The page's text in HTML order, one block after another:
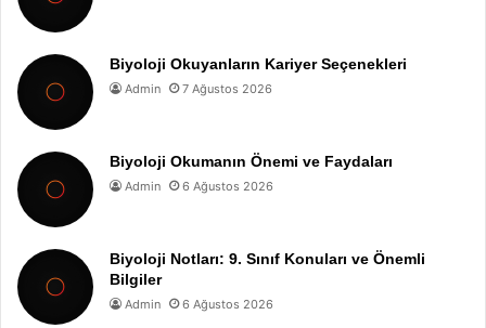
Biyoloji Okuyanların Kariyer Seçenekleri
Admin 7 Ağustos 2026
Biyoloji Okumanın Önemi ve Faydaları
Admin 6 Ağustos 2026
Biyoloji Notları: 9. Sınıf Konuları ve Önemli
Bilgiler
Admin 6 Ağustos 2026